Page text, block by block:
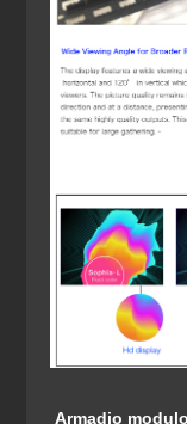
Armadio